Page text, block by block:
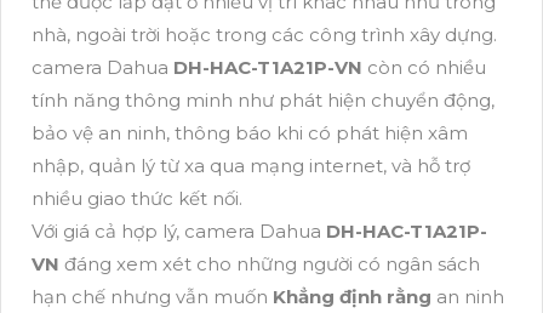
nhà, ngoài trời hoặc trong các công trình xây dựng.
camera Dahua DH-HAC-T1A21P-VN còn có nhiều
tính năng thông minh như phát hiện chuyển động,
bảo vệ an ninh, thông báo khi có phát hiện xâm
nhập, quản lý từ xa qua mạng internet, và hỗ trợ
nhiều giao thức kết nối.
Với giá cả hợp lý, camera Dahua DH-HAC-T1A21P-
VN đáng xem xét cho những người có ngân sách
hạn chế nhưng vẫn muốn Khẳng định rằng an ninh